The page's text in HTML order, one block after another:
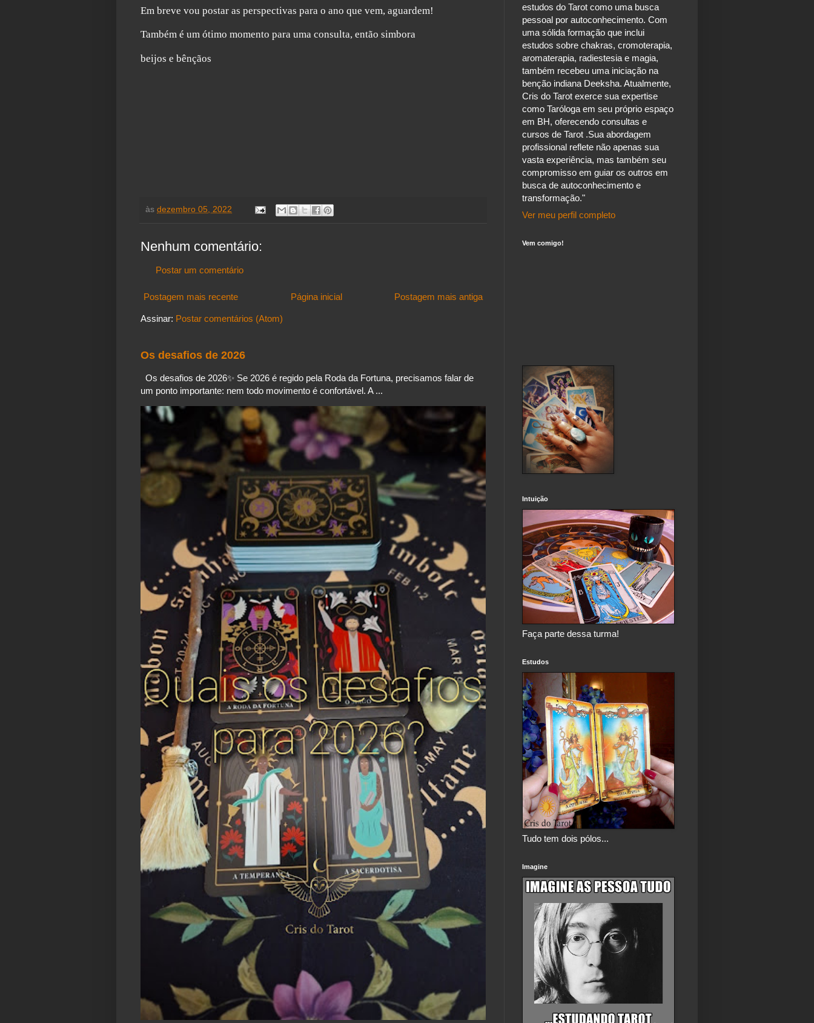
Em breve vou postar as perspectivas para o ano que vem, aguardem!
Também é um ótimo momento para uma consulta, então simbora
beijos e bênçãos
às dezembro 05, 2022
Nenhum comentário:
Postar um comentário
Postagem mais recente Postagem mais antiga
Página inicial
Assinar: Postar comentários (Atom)
Os desafios de 2026
Os desafios de 2026✨️ Se 2026 é regido pela Roda da Fortuna, precisamos falar de
um ponto importante: nem todo movimento é confortável. A ...
estudos do Tarot como uma busca
pessoal por autoconhecimento. Com
uma sólida formação que inclui
estudos sobre chakras, cromoterapia,
aromaterapia, radiestesia e magia,
também recebeu uma iniciação na
benção indiana Deeksha. Atualmente,
Cris do Tarot exerce sua expertise
como Taróloga em seu próprio espaço
em BH, oferecendo consultas e
cursos de Tarot .Sua abordagem
profissional reflete não apenas sua
vasta experiência, mas também seu
compromisso em guiar os outros em
busca de autoconhecimento e
transformação."
Ver meu perfil completo
Vem comigo!
Intuição
Faça parte dessa turma!
Estudos
Tudo tem dois pólos...
Imagine